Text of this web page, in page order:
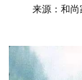
来源：和尚